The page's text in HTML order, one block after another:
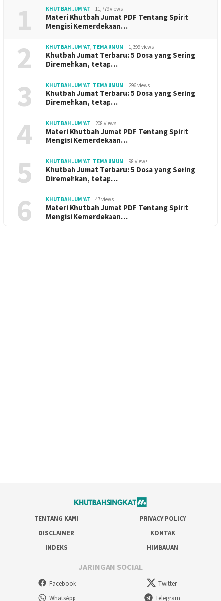
1 KHUTBAH JUM'AT 11,779 views
Materi Khutbah Jumat PDF Tentang Spirit
Mengisi Kemerdekaan…
2 KHUTBAH JUM'AT TEMA UMUM 1,399 views
Khutbah Jumat Terbaru: 5 Dosa yang Sering
Diremehkan, tetap…
3 KHUTBAH JUM'AT TEMA UMUM 296 views
Khutbah Jumat Terbaru: 5 Dosa yang Sering
Diremehkan, tetap…
4 KHUTBAH JUM'AT 208 views
Materi Khutbah Jumat PDF Tentang Spirit
Mengisi Kemerdekaan…
5 KHUTBAH JUM'AT TEMA UMUM 98 views
Khutbah Jumat Terbaru: 5 Dosa yang Sering
Diremehkan, tetap…
6 KHUTBAH JUM'AT 47 views
Materi Khutbah Jumat PDF Tentang Spirit
Mengisi Kemerdekaan…
TENTANG KAMI
PRIVACY POLICY
DISCLAIMER
KONTAK
INDEKS
HIMBAUAN
JARINGAN SOCIAL
Facebook
Twitter
WhatsApp
Telegram